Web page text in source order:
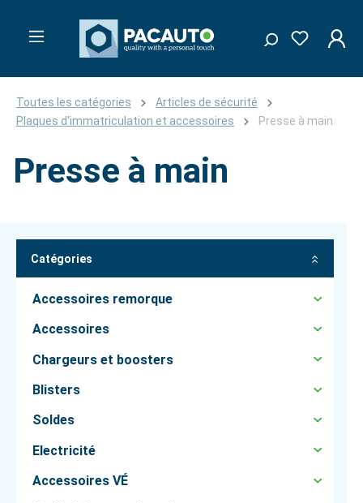
Toutes les catégories
Articles de sécurité
Plaques d'immatriculation et accessoires
Presse à main
Presse à main
Catégories
Accessoires remorque
Accessoires
Chargeurs et boosters
Blisters
Soldes
Electricité
Accessoires VÉ